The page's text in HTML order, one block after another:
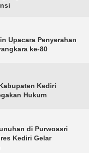
Upacara Penyerahan
ke-80
Kediri
Hukum
di Purwoasri
Kediri Gelar